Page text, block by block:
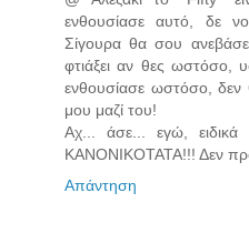
ενθουσίασε αυτό, δε
Σίγουρα θα σου
φτιάξει αν θες ωστόσο,
ενθουσίασε ωστόσο, δεν
μου μαζί του!
Αχ... άσε... εγώ, ειδικά
ΚΑΝΟΝΙΚΟΤΑΤΑ!!! Δεν
Απάντηση